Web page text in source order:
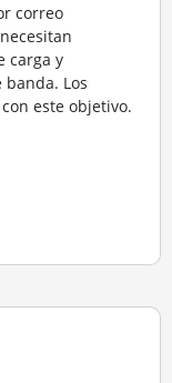
correo
carga y
banda. Los
este objetivo.